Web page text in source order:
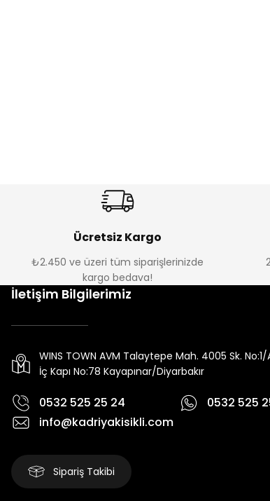
Ücretsiz Kargo
₺2.450 ve üzeri tüm siparişlerinizde
kargo bedava!
İletişim Bilgilerimiz
WINS TOWN AVM Talaytepe Mah. 4005 Sk. No:1/
İç Kapı No:78 Kayapınar/Diyarbakır
0532 525 25 24
0532 525
info@kadriyakisikli.com
Sipariş Takibi